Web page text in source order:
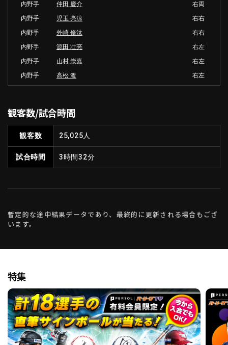
内野手
仲田 慶介
右両
内野手
児玉 亮涼
右右
内野手
外崎 修汰
右右
内野手
源田 壮亮
右左
内野手
山村 崇嘉
右左
内野手
高松 渡 右左
観客数/試合時間
観客数 25,025人
試合時間 3時間32分
暫定的な途中結果データであり、最終的に更新される場合もござ
います。
特集